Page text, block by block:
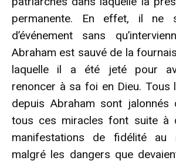
permanente. En effet, il ne
d’événement sans
Abraham est sauvé de la
laquelle il a été jeté pour
renoncer à sa foi en Dieu. Tous
depuis Abraham sont jalonnés
tous ces miracles font suite à
manifestations de fidélité au
malgré les dangers que